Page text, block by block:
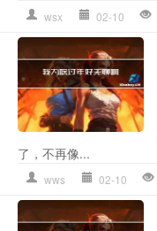
wsx 02-10
了，不再像...
wws 02-10